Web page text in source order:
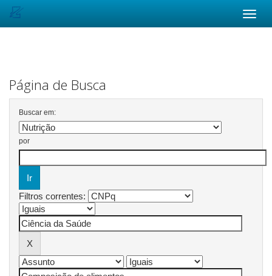
Página de Busca
Buscar em:
por
Filtros correntes: